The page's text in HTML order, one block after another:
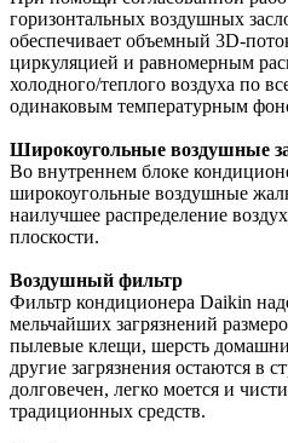
горизонтальных воздушных
обеспечивает объемный 3D-
циркуляцией и равномерным
холодного/теплого воздуха по
одинаковым температурным
Широкоугольные воздушные
Во внутреннем блоке
широкоугольные воздушные
наилучшее распределение
плоскости.
Воздушный фильтр
Фильтр кондиционера Daikin
мельчайших загрязнений
пылевые клещи, шерсть
другие загрязнения остаются в
долговечен, легко моется и
традиционных средств.